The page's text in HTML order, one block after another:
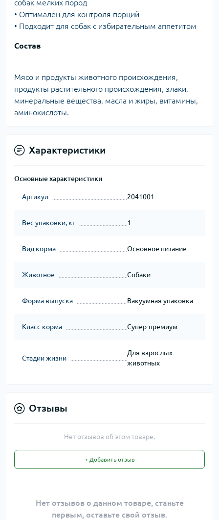
собак мелких пород
• Оптимален для контроля порций
• Подходит для собак с избирательным аппетитом
Состав
Мясо и продукты животного происхождения,
продукты растительного происхождения, злаки,
минеральные вещества, масла и жиры, витамины,
аминокислоты.
Характеристики
Основные характеристики
Артикул 2041001
Вес упаковки, кг 1
Вид корма Основное питание
Животное Собаки
Форма выпуска Вакуумная упаковка
Класс корма Супер-премиум
Стадии жизни
Для взрослых
животных
Отзывы
Нет отзывов об этом товаре.
+ Добавить отзыв
Нет отзывов о данном товаре, станьте
первым, оставьте свой отзыв.